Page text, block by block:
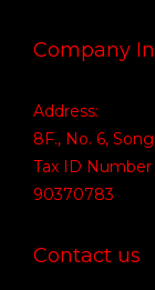
Company
Address:
8F., No. 6,
Tax ID Number
90370783
Contact us